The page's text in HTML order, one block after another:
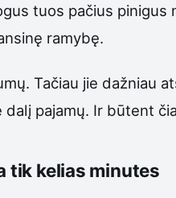
tuos pačius pinigus
ramybę.
Tačiau jie dažniau
pajamų. Ir būtent
tik kelias minutes